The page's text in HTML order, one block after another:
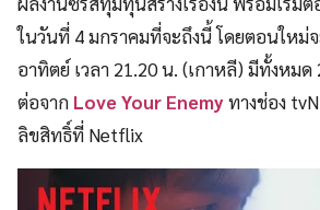
ในวันที่ 4 มกราคมที่จะถึงนี้ โดยตอนใหม่
อาทิตย์ เวลา 21.20 น. (เกาหลี) มีทั้งหม
ต่อจาก Love Your Enemyทางช่อง
ลิขสิทธิ์ที่ Netflix